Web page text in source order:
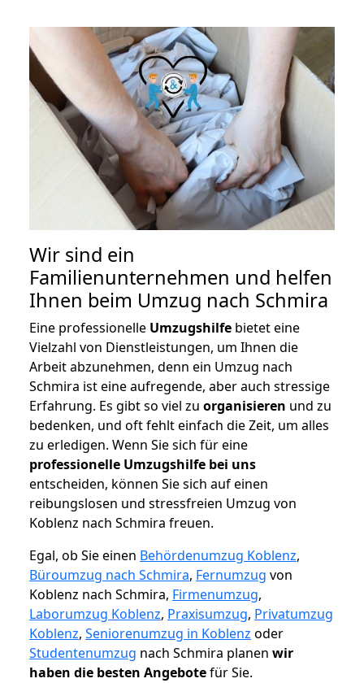
Wir sind ein
Familienunternehmen und helfen
Ihnen beim Umzug nach Schmira
Eine professionelle Umzugshilfe bietet eine
Vielzahl von Dienstleistungen, um Ihnen die
Arbeit abzunehmen, denn ein Umzug nach
Schmira ist eine aufregende, aber auch stressige
Erfahrung. Es gibt so viel zu organisieren und zu
bedenken, und oft fehlt einfach die Zeit, um alles
zu erledigen. Wenn Sie sich für eine
professionelle Umzugshilfe bei uns
entscheiden, können Sie sich auf einen
reibungslosen und stressfreien Umzug von
Koblenz nach Schmira freuen.
Egal, ob Sie einen Behördenumzug Koblenz,
Büroumzug nach Schmira, Fernumzug von
Koblenz nach Schmira, Firmenumzug,
Laborumzug Koblenz, Praxisumzug, Privatumzug
Koblenz, Seniorenumzug in Koblenz oder
Studentenumzug nach Schmira planen wir
haben die besten Angebotefür Sie.